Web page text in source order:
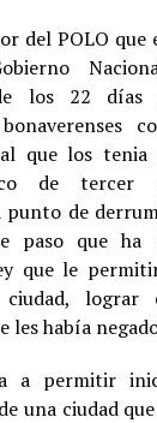
del POLO
de los 22
que los
de tercer
punto de
paso que ha
que le
ciudad,
les había
a permitir
una ciudad